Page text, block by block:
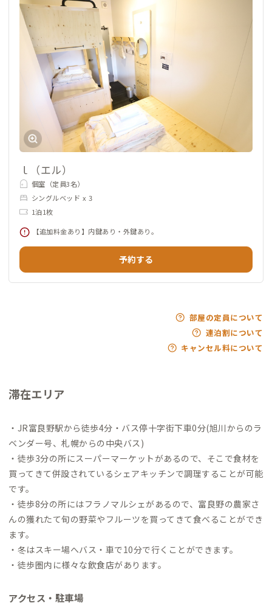
ｌ（エル）
個室（定員3名）
シングルベッド x 3
1泊1枚
【追加料金あり】内鍵あり・外鍵あり。
予約する
部屋の定員について
連泊割について
キャンセル料について
滞在エリア
・JR富良野駅から徒歩4分・バス停十字街下車0分(旭川からのラ
ベンダー号、札幌からの中央バス)
・徒歩3分の所にスーパーマーケットがあるので、そこで食材を
買ってきて併設されているシェアキッチンで調理することが可能
です。
・徒歩8分の所にはフラノマルシェがあるので、富良野の農家さ
んの獲れたて旬の野菜やフルーツを買ってきて食べることができ
ます。
・冬はスキー場へバス・車で10分で行くことができます。
・徒歩圏内に様々な飲食店があります。
アクセス・駐車場